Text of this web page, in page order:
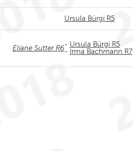
Ursula Bürgi R5
Eliane Sutter R6- Ursula Bürgi R5
-
Irma Bachmann R7